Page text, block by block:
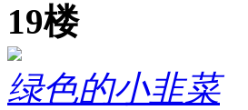
19楼
绿色的小韭菜